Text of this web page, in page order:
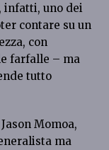
infatti, uno dei
contare su un
con
farfalle – ma
tutto
Momoa,
ma